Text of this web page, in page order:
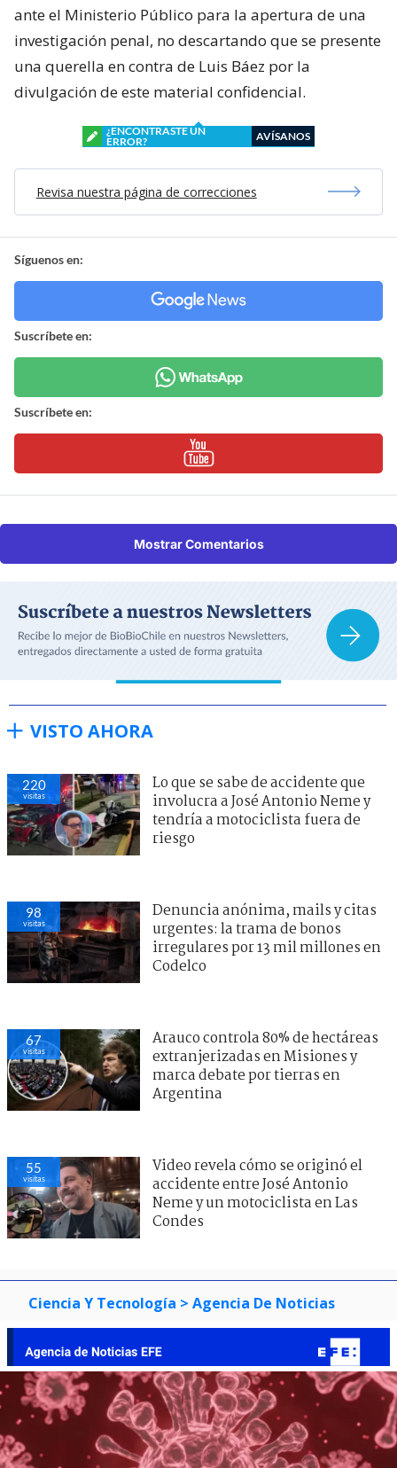
ante el Ministerio Público para la apertura de una
investigación penal, no descartando que se presente
una querella en contra de Luis Báez por la
divulgación de este material confidencial.
¿ENCONTRASTE UN
ERROR?
AVÍSANOS
Revisa nuestra página de correcciones
Síguenos en:
Suscríbete en:
Suscríbete en:
Mostrar Comentarios
VISTO AHORA
220
visitas
Lo que se sabe de accidente que
involucra a José Antonio Neme y
tendría a motociclista fuera de
riesgo
98
visitas
Denuncia anónima, mails y citas
urgentes: la trama de bonos
irregulares por 13 mil millones en
Codelco
67
visitas
Arauco controla 80% de hectáreas
extranjerizadas en Misiones y
marca debate por tierras en
Argentina
55
visitas
Video revela cómo se originó el
accidente entre José Antonio
Neme y un motociclista en Las
Condes
Ciencia Y Tecnología > Agencia De Noticias